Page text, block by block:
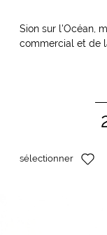
Sion sur l'Océan,
commercial et de
sélectionner